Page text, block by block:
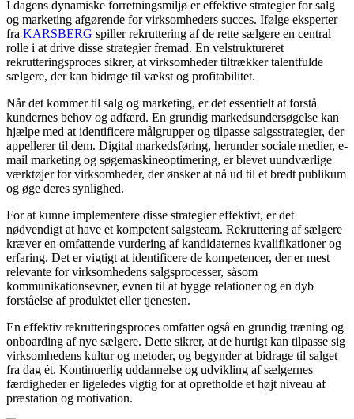
I dagens dynamiske forretningsmiljø er effektive strategier for salg
og marketing afgørende for virksomheders succes. Ifølge eksperter
fra KARSBERG spiller rekruttering af de rette sælgere en central
rolle i at drive disse strategier fremad. En velstruktureret
rekrutteringsproces sikrer, at virksomheder tiltrækker talentfulde
sælgere, der kan bidrage til vækst og profitabilitet.
Når det kommer til salg og marketing, er det essentielt at forstå
kundernes behov og adfærd. En grundig markedsundersøgelse kan
hjælpe med at identificere målgrupper og tilpasse salgsstrategier, der
appellerer til dem. Digital markedsføring, herunder sociale medier, e-
mail marketing og søgemaskineoptimering, er blevet uundværlige
værktøjer for virksomheder, der ønsker at nå ud til et bredt publikum
og øge deres synlighed.
For at kunne implementere disse strategier effektivt, er det
nødvendigt at have et kompetent salgsteam. Rekruttering af sælgere
kræver en omfattende vurdering af kandidaternes kvalifikationer og
erfaring. Det er vigtigt at identificere de kompetencer, der er mest
relevante for virksomhedens salgsprocesser, såsom
kommunikationsevner, evnen til at bygge relationer og en dyb
forståelse af produktet eller tjenesten.
En effektiv rekrutteringsproces omfatter også en grundig træning og
onboarding af nye sælgere. Dette sikrer, at de hurtigt kan tilpasse sig
virksomhedens kultur og metoder, og begynder at bidrage til salget
fra dag ét. Kontinuerlig uddannelse og udvikling af sælgernes
færdigheder er ligeledes vigtig for at opretholde et højt niveau af
præstation og motivation.